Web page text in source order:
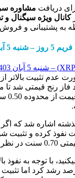
مشاوره سرمایه
سیگنال و تحلیل
و فروش در
–شنبه5 آبان1403
در تایم
تثبیت بالاتر از سطح
اصلاح کرد. اما مجددا قیمت از
شد که اگر قیمت
نفوذ کرده و تثبیت شود،
به نفوذ بالاتر از
درصد رشد کرد اما تثبیت